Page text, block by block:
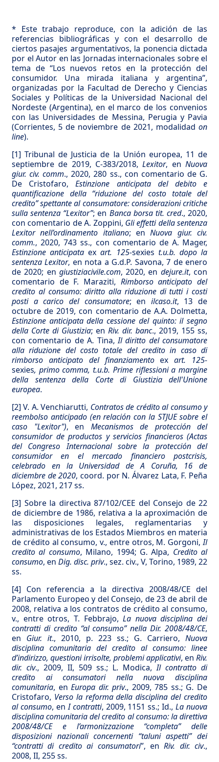
* Este trabajo reproduce, con la adición de las
referencias bibliográficas y con el desarrollo de
ciertos pasajes argumentativos, la ponencia dictada
por el Autor en las Jornadas internacionales sobre el
tema de “Los nuevos retos en la protección del
consumidor. Una mirada italiana y argentina”,
organizadas por la Facultad de Derecho y Ciencias
Sociales y Políticas de la Universidad Nacional del
Nordeste (Argentina), en el marco de los convenios
con las Universidades de Messina, Perugia y Pavia
(Corrientes, 5 de noviembre de 2021, modalidad on
line).
[1] Tribunal de Justicia de la Unión europea, 11 de
septiembre de 2019, C-383/2018,Lexitor, enNuova
giur. civ. comm., 2020, 280 ss., con comentario de G.
De Cristofaro,Estinzione anticipata del debito e
quantificazione della “riduzione del costo totale del
credito” spettante al consumatore: considerazioni critiche
sulla sentenza “Lexitor”; en Banca borsa tit. cred., 2020,
con comentario de A. Zoppini, Gli effetti della sentenza
Lexitor nell’ordinamento italiano; enNuova giur. civ.
comm., 2020, 743 ss., con comentario de A. Mager,
Estinzione anticipataex art. 125-sexies t.u.b. dopo la
sentenza Lexitor, en nota a G.d.P. Savona, 7 de enero
de 2020; en giustiziacivile.com, 2020, en dejure.it, con
comentario de F. Maraziti, Rimborso anticipato del
credito al consumo: diritto alla riduzione di tutti i costi
posti a carico del consumatore; en ilcaso.it, 13 de
octubre de 2019, con comentario de A.A. Dolmetta,
Estinzione anticipata della cessione del quinto: il segno
della Corte di Giustizia; en Riv. dir. banc., 2019, 155 ss,
con comentario de A. Tina,Il diritto del consumatore
alla riduzione del costo totale del credito in caso di
rimborso anticipato del finanziamentoex art. 125-
sexies, primo comma, t.u.b. Prime riflessioni a margine
della sentenza della Corte di Giustizia dell'Unione
europea.
[2] V. A. Venchiarutti, Contratos de crédito al consumo y
reembolso anticipado (en relación con la STJUE sobre el
caso "Lexitor"), en Mecanismos de protección del
consumidor de productos y servicios financieros (Actas
del Congreso Internacional sobre la protección del
consumidor en el mercado financiero postcrisis,
celebrado en la Universidad de A Coruña, 16 de
diciembre de 2020, coord. por N. Álvarez Lata, F. Peña
López, 2021, 217 ss.
[3] Sobre la directiva 87/102/CEE del Consejo de 22
de diciembre de 1986, relativa a la aproximación de
las disposiciones legales, reglamentarias y
administrativas de los Estados Miembros en materia
de crédito al consumo, v., entre otros, M. Gorgoni,Il
credito al consumo, Milano, 1994; G. Alpa, Credito al
consumo, en Dig. disc. priv., sez. civ., V, Torino, 1989, 22
ss.
[4] Con referencia a la directiva 2008/48/CE del
Parlamento Europeo y del Consejo, de 23 de abril de
2008, relativa a los contratos de crédito al consumo,
v., entre otros, T. Febbrajo,La nuova disciplina dei
contratti di credito “al consumo” nella Dir. 2008/48/CE,
en Giur. it., 2010, p. 223 ss.; G. Carriero, Nuova
disciplina comunitaria del credito al consumo: linee
d’indirizzo, questioni irrisolte, problemi applicativi, en Riv.
dir. civ., 2009, II, 509 ss.; L. Modica,Il contratto di
credito ai consumatori nella nuova disciplina
comunitaria, enEuropa dir. priv., 2009, 785 ss.; G. De
Cristofaro, Verso la reforma della disciplina del credito
al consumo, enI contratti, 2009, 1151 ss.; Id.,La nuova
disciplina comunitaria del credito al consumo: la direttiva
2008/48/CE e l’armonizzazione “completa” delle
disposizioni nazionali concernenti “taluni aspetti” dei
“contratti di credito ai consumatori”, enRiv. dir. civ.,
2008, II, 255 ss.